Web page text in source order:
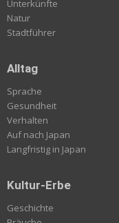
Unterkünfte
Natur
Stadtführer
Alltag
Sprache
Gesundheit
Verhalten
Auf nach Japan
Langfristig in Japan
Kultur-Erbe
Geschichte